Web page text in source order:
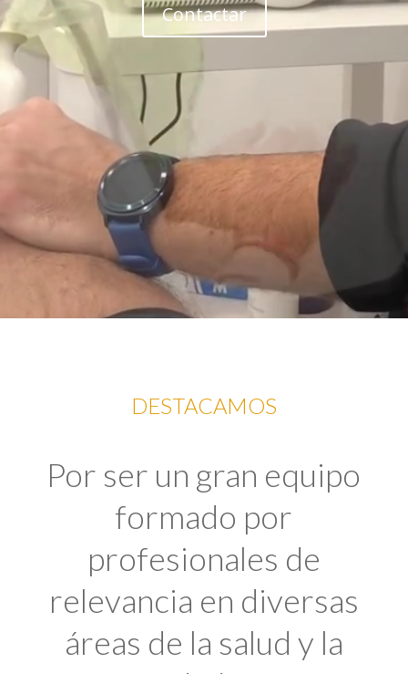
Contactar
DESTACAMOS
Por ser un gran equipo
formado por
profesionales de
relevancia en diversas
áreas de la salud y la